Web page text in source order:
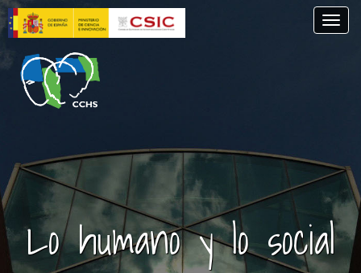
Pasar
al
contenido
principal
Lo humano y lo social